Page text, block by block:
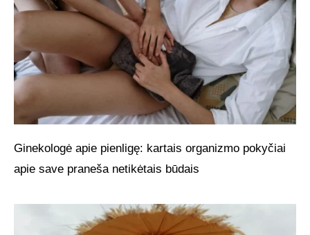
Ginekologė apie pienligę: kartais organizmo pokyčiai
apie save praneša netikėtais būdais